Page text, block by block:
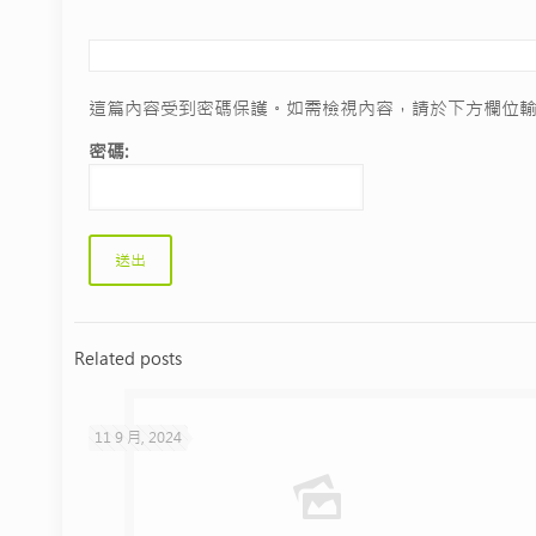
這篇內容受到密碼保護。如需檢視內容，請於下方欄位
密碼:
Related posts
11 9 月, 2024